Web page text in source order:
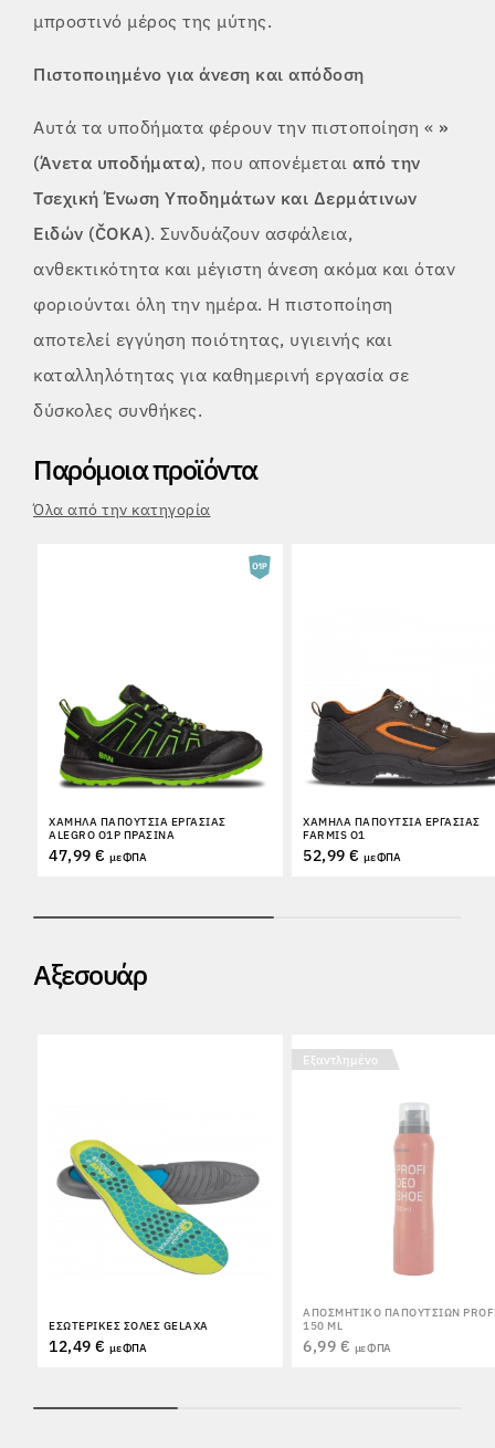
μπροστινό μέρος της μύτης.
Πιστοποιημένο για άνεση και απόδοση
Αυτά τα υποδήματα φέρουν την πιστοποίηση « »
(Άνετα υποδήματα), που απονέμεται από την
Τσεχική Ένωση Υποδημάτων και Δερμάτινων
Ειδών (ČOKA). Συνδυάζουν ασφάλεια,
ανθεκτικότητα και μέγιστη άνεση ακόμα και όταν
φοριούνται όλη την ημέρα. Η πιστοποίηση
αποτελεί εγγύηση ποιότητας, υγιεινής και
καταλληλότητας για καθημερινή εργασία σε
δύσκολες συνθήκες.
Παρόμοια προϊόντα
Όλα από την κατηγορία
ΧΑΜΗΛΆ ΠΑΠΟΎΤΣΙΑ ΕΡΓΑΣΊΑΣ
ALEGRO O1P ΠΡΆΣΙΝΑ
47,99 € με ΦΠΑ
ΧΑΜΗΛΆ ΠΑΠΟΎΤΣΙΑ ΕΡΓΑΣΊΑΣ
FARMIS O1
52,99 € με ΦΠΑ
Αξεσουάρ
ΕΣΩΤΕΡΙΚΈΣ ΣΌΛΕΣ GELAXA
12,49 € με ΦΠΑ
Εξαντλημένο
ΑΠΟΣΜΗΤΙΚΌ ΠΑΠΟΥΤΣΙΏΝ
150 ML
6,99 € με ΦΠΑ